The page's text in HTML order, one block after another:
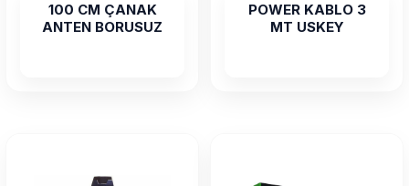
100 CM ÇANAK
ANTEN BORUSUZ
POWER KABLO 3
MT USKEY